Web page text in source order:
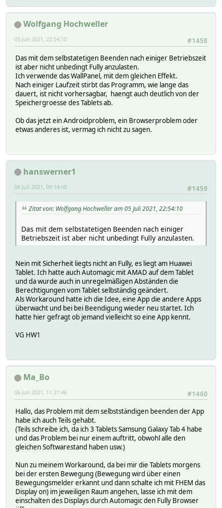
Wolfgang Hochweller
#1458
05 Juli 2021, 22:54:10
Das mit dem selbstatetigen Beenden nach einiger Betriebszeit
ist aber nicht unbedingt Fully anzulasten.
Ich verwende das WallPanel, mit dem gleichen Effekt.
Nach einiger Laufzeit stirbt das Programm, wie lange das
dauert, ist nicht vorhersagbar, haengt auch deutlich von der
Speichergroesse des Tablets ab.
Ob das jetzt ein Androidproblem, ein Browserproblem oder
etwas anderes ist, vermag ich nicht zu sagen.
hanswerner1
#1459
06 Juli 2021, 09:14:00
Zitat von: Wolfgang Hochweller am 05 Juli 2021, 22:54:10
Das mit dem selbstatetigen Beenden nach einiger
Betriebszeit ist aber nicht unbedingt Fully anzulasten.
Nein mit Sicherheit liegts nicht an Fully, es liegt am Huawei
Tablet. Ich hatte auch Automagic mit AMAD auf dem Tablet
und da wurde auch in unregelmäßigen Abständen die
Berechtigungen vom Tablet selbständig geändert.
Als Workaround hatte ich die Idee, eine App die andere Apps
überwacht und bei bei Beendigung wieder neu startet. Ich
hatte hier gefragt ob jemand vielleicht so eine App kennt.
VG HW1
Ma_Bo
#1460
06 Juli 2021, 11:31:46
Hallo, das Problem mit dem selbstständigen beenden der App
habe ich auch Teils gehabt.
(Teils schreibe ich, da ich 3 Tablets Samsung Galaxy Tab 4 habe
und das Problem bei nur einem auftritt, obwohl alle den
gleichen Softwarestand haben usw.)
Nun zu meinem Workaround, da bei mir die Tablets morgens
bei der ersten Bewegung (Bewegung wird über einen
Bewegungsmelder erkannt und dann schalte ich mit FHEM das
Display on) im jeweiligen Raum angehen, lasse ich mit dem
einschalten des Displays durch Automagic den Fully Browser